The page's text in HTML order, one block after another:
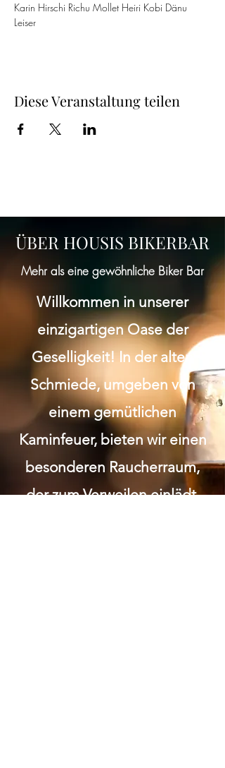
Karin Hirschi Richu Mollet Heiri Kobi Dänu
Leiser
Diese Veranstaltung teilen
ÜBER HOUSIS BIKERBAR
Mehr als eine gewöhnliche Biker Bar
Willkommen in unserer
einzigartigen Oase der
Geselligkeit! In der alten
Schmiede, umgeben von
einem gemütlichen
Kaminfeuer, bieten wir einen
besonderen Raucherraum,
der zum Verweilen einlädt.